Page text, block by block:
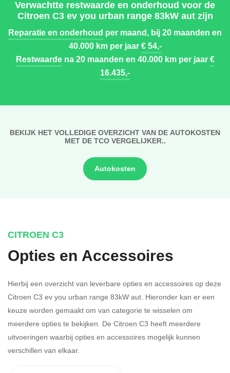
Verwachtte restwaarde en onderhoud voor de
Citroen C3 ev you urban range 83kW aut zijn
Reparatie en onderhoud per maand, bij 20 maanden en
40.000 km per jaar€ 54,-
Restwaardena 20 maanden en 40.000 km per jaar€
16.435,-
BEKIJK HET VOLLEDIGE OVERZICHT VAN DE AUTOKOSTEN
MET DE TCO VERGELIJKER..
Autokosten
CITROEN C3
Opties en Accessoires
Hierbij een overzicht van leverbare opties en accessoires op deze
Citroen C3 ev you urban range 83kW aut. Hieronder kan er een
keuze worden gemaakt om van categorie te wisselen om
meerdere opties te bekijken. De Citroen C3 heeft meerdere
uitvoeringen waarbij opties en accessoires mogelijk kunnen
verschillen van elkaar.